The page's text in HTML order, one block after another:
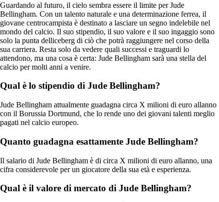
Guardando al futuro, il cielo sembra essere il limite per Jude
Bellingham. Con un talento naturale e una determinazione ferrea, il
giovane centrocampista è destinato a lasciare un segno indelebile nel
mondo del calcio. Il suo stipendio, il suo valore e il suo ingaggio sono
solo la punta delliceberg di ciò che potrà raggiungere nel corso della
sua carriera. Resta solo da vedere quali successi e traguardi lo
attendono, ma una cosa è certa: Jude Bellingham sarà una stella del
calcio per molti anni a venire.
Qual è lo stipendio di Jude Bellingham?
Jude Bellingham attualmente guadagna circa X milioni di euro allanno
con il Borussia Dortmund, che lo rende uno dei giovani talenti meglio
pagati nel calcio europeo.
Quanto guadagna esattamente Jude Bellingham?
Il salario di Jude Bellingham è di circa X milioni di euro allanno, una
cifra considerevole per un giocatore della sua età e esperienza.
Qual è il valore di mercato di Jude Bellingham?